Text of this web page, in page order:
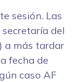
sesión. Las
del
a más tardar
fecha de
caso AF